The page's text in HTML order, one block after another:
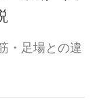
・足場との違